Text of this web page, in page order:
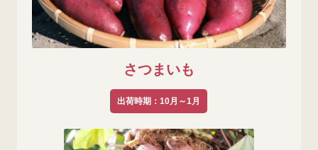
さつまいも
出荷時期：10月～1月